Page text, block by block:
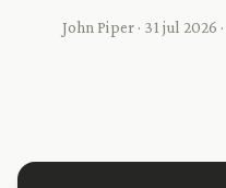
John Piper · 31 jul